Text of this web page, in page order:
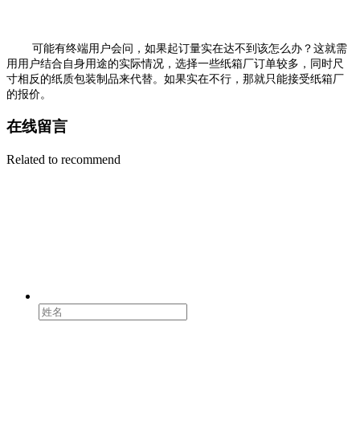
可能有终端用户会问，如果起订量实在达不到该怎么办？这就需
用用户结合自身用途的实际情况，选择一些纸箱厂订单较多，同时尺
寸相反的纸质包装制品来代替。如果实在不行，那就只能接受纸箱厂
的报价。
在线留言
Related to recommend